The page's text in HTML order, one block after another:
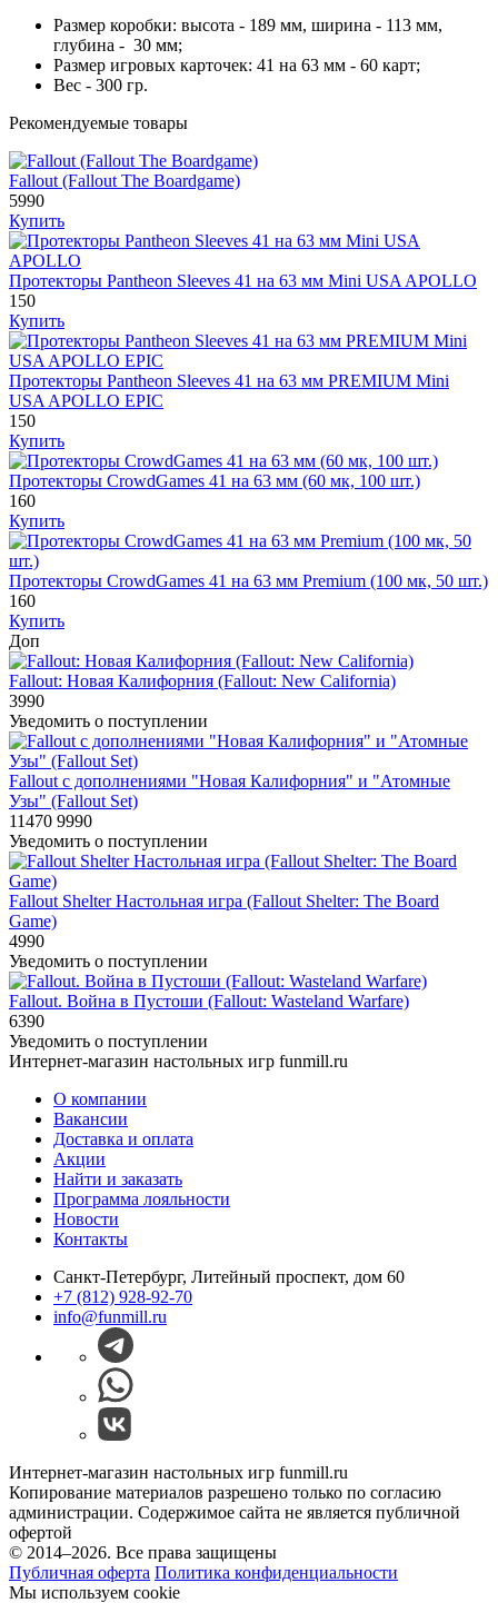
Размер коробки: высота - 189 мм, ширина - 113 мм,
глубина - 30 мм;
Размер игровых карточек: 41 на 63 мм - 60 карт;
Вес - 300 гр.
Рекомендуемые товары
Fallout (Fallout The Boardgame)
5990
Купить
Протекторы Pantheon Sleeves 41 на 63 мм Mini USA APOLLO
150
Купить
Протекторы Pantheon Sleeves 41 на 63 мм PREMIUM Mini
USA APOLLO EPIC
150
Купить
Протекторы CrowdGames 41 на 63 мм (60 мк, 100 шт.)
160
Купить
Протекторы CrowdGames 41 на 63 мм Premium (100 мк, 50 шт.)
160
Купить
Доп
Fallout: Новая Калифорния (Fallout: New California)
3990
Уведомить о поступлении
Fallout с дополнениями "Новая Калифорния" и "Атомные
Узы" (Fallout Set)
11470 9990
Уведомить о поступлении
Fallout Shelter Настольная игра (Fallout Shelter: The Board
Game)
4990
Уведомить о поступлении
Fallout. Война в Пустоши (Fallout: Wasteland Warfare)
6390
Уведомить о поступлении
Интернет-магазин настольных игр funmill.ru
О компании
Вакансии
Доставка и оплата
Акции
Найти и заказать
Программа лояльности
Новости
Контакты
Санкт-Петербург, Литейный проспект, дом 60
+7 (812) 928-92-70
info@funmill.ru
Интернет-магазин настольных игр funmill.ru
Копирование материалов разрешено только по согласию
администрации. Содержимое сайта не является публичной
офертой
© 2014–2026. Все права защищены
Публичная оферта Политика конфиденциальности
Мы используем cookie